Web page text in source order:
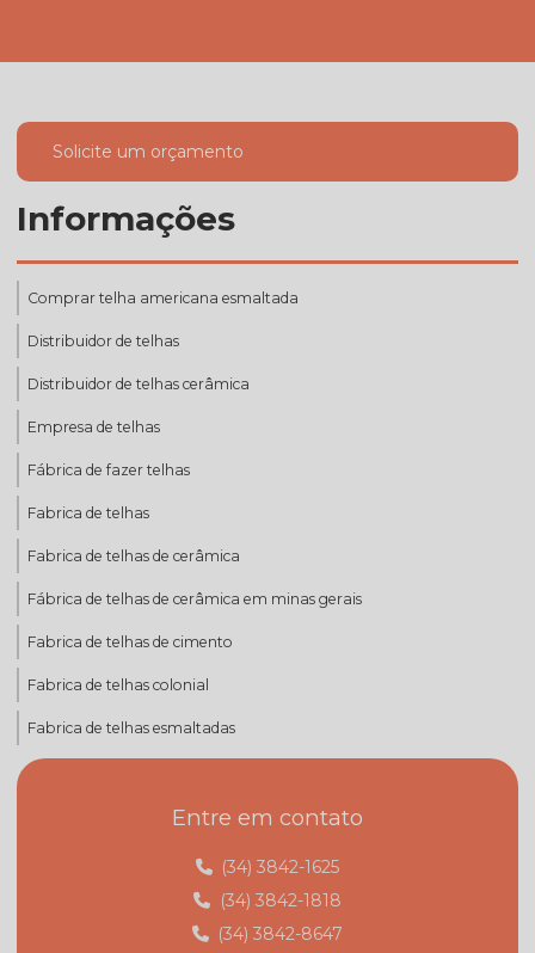
Solicite um orçamento
Informações
Comprar telha americana esmaltada
Distribuidor de telhas
Distribuidor de telhas cerâmica
Empresa de telhas
Fábrica de fazer telhas
Fabrica de telhas
Fabrica de telhas de cerâmica
Fábrica de telhas de cerâmica em minas gerais
Fabrica de telhas de cimento
Fabrica de telhas colonial
Fabrica de telhas esmaltadas
Fabrica de telhas minas gerais
Fábrica de telhas em monte carmelo
Fábrica de telhas em monte carmelo mg
Entre em contato
(34) 3842-1625
(34) 3842-1818
(34) 3842-8647